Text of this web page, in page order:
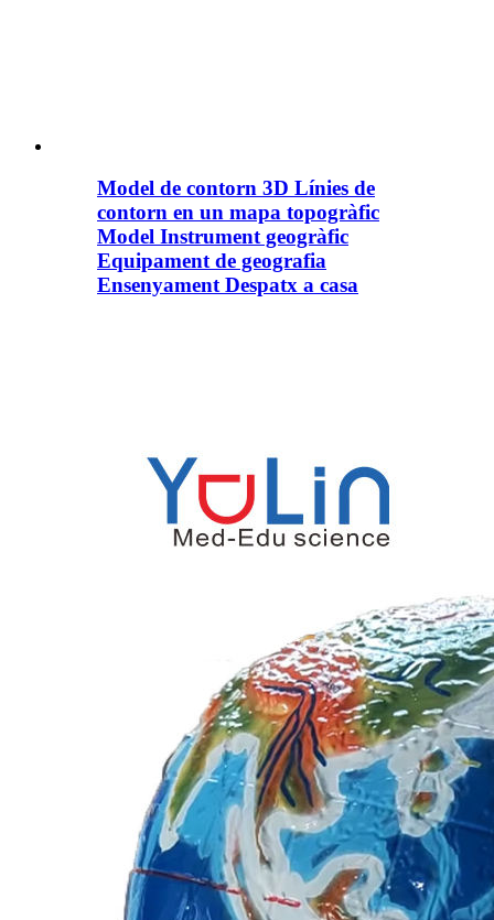
Model de contorn 3D Línies de
contorn en un mapa topogràfic
Model Instrument geogràfic
Equipament de geografia
Ensenyament Despatx a casa